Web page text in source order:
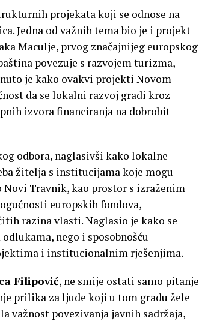
projekata koji se odnose na
Jedna od važnih tema bio je i projekt
Maculje, prvog značajnijeg europskog
povezuje s razvojem turizma,
je kako ovakvi projekti Novom
da se lokalni razvoj gradi kroz
izvora financiranja na dobrobit
odbora, naglasivši kako lokalne
žitelja s institucijama koje mogu
Travnik, kao prostor s izraženim
europskih fondova,
razina vlasti. Naglasio je kako se
nego i sposobnošću
i institucionalnim rješenjima.
Filipović, ne smije ostati samo pitanje
prilika za ljude koji u tom gradu žele
važnost povezivanja javnih sadržaja,